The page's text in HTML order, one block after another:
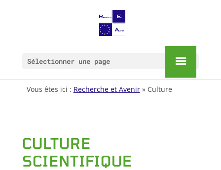
Sélectionner une page
Vous êtes ici : Recherche et Avenir» Culture
CULTURE
SCIENTIFIQUE